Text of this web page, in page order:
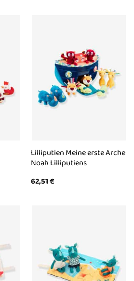
Lilliputien Meine erste Arche
Noah Lilliputiens
62,51€